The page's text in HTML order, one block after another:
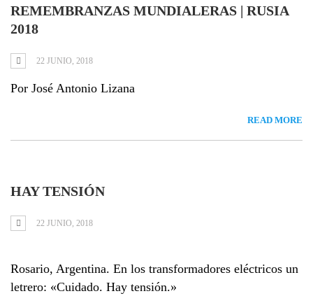
REMEMBRANZAS MUNDIALERAS | RUSIA
2018
22 JUNIO, 2018
Por José Antonio Lizana
READ MORE
HAY TENSIÓN
22 JUNIO, 2018
Rosario, Argentina. En los transformadores eléctricos un
letrero: «Cuidado. Hay tensión.»